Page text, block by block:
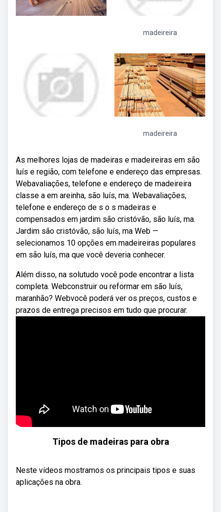
madeireira
madeireira
As melhores lojas de madeiras e madeireiras em são
luís e região, com telefone e endereço das empresas.
Webavaliações, telefone e endereço de madeireira
classe a em areinha, são luís, ma. Webavaliações,
telefone e endereço de s o s madeiras e
compensados em jardim são cristóvão, são luís, ma.
Jardim são cristóvão, são luís, ma Web —
selecionamos 10 opções em madeireiras populares
em são luís, ma que você deveria conhecer.
Além disso, na solutudo você pode encontrar a lista
completa. Webconstruir ou reformar em são luís,
maranhão? Webvocê poderá ver os preços, custos e
prazos de entrega precisos em tudo que procurar.
Tipos de madeiras para obra
Neste vídeos mostramos os principais tipos e suas
aplicações na obra.